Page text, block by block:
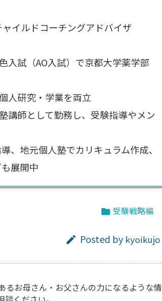
イルドコーチングアドバイザ
入試（AO入試）で京都大学薬学部
人研究・学業を両立
講師として勤務し、受験指導やメン
、地元個人塾でカリキュラム作成、
展開中
 受験戦略編
 Posted by kyoikujo
るお母さん・お父さんの力になるような情